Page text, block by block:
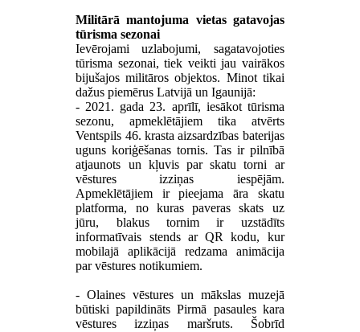
Militārā mantojuma vietas gatavojas
tūrisma sezonai
Ievērojami uzlabojumi, sagatavojoties
tūrisma sezonai, tiek veikti jau vairākos
bijušajos militāros objektos. Minot tikai
dažus piemērus Latvijā un Igaunijā:
- 2021. gada 23. aprīlī, iesākot tūrisma
sezonu, apmeklētājiem tika atvērts
Ventspils 46. krasta aizsardzības baterijas
uguns koriģēšanas tornis. Tas ir pilnībā
atjaunots un kļuvis par skatu torni ar
vēstures izziņas iespējām.
Apmeklētājiem ir pieejama āra skatu
platforma, no kuras paveras skats uz
jūru, blakus tornim ir uzstādīts
informatīvais stends ar QR kodu, kur
mobilajā aplikācijā redzama animācija
par vēstures notikumiem.
- Olaines vēstures un mākslas muzejā
būtiski papildināts Pirmā pasaules kara
vēstures izziņas maršruts. Šobrīd